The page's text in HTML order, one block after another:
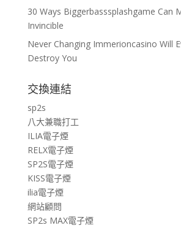
30 Ways Biggerbasssplashgame Can
Invincible
Never Changing Immerioncasino Will
Destroy You
交換連結
sp2s
八大兼職打工
ILIA電子煙
RELX電子煙
SP2S電子煙
KISS電子煙
ilia電子煙
網站顧問
SP2s MAX電子煙